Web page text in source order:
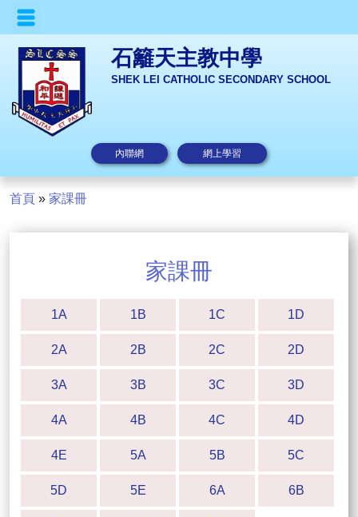
石籬天主教中學
SHEK LEI CATHOLIC SECONDARY SCHOOL
內聯網 網上學習
首頁 » 家課冊
家課冊
1A 1B 1C 1D
2A 2B 2C 2D
3A 3B 3C 3D
4A 4B 4C 4D
4E 5A 5B 5C
5D 5E 6A 6B